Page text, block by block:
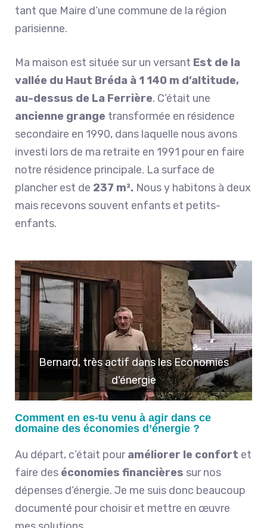
tant que Maire d’une commune de la région
parisienne.
Ma maison est située sur un versant Est de la
vallée du Haut Bréda à 1 140 m d’altitude,
au-dessus de La Ferrière. C’était une
ancienne grange transformée en résidence
secondaire en 1990, dans laquelle nous avons
investi lors de ma retraite en 1991 pour en faire
notre résidence principale. La surface de
plancher est de 237 m². Nous y habitons à deux
mais recevons souvent enfants et petits-
enfants.
Bernard, très actif dans les Economies
d'énergie
Comment en es-tu venu à agir dans ce
domaine des économies d’énergie ?
Au départ, c’était pouraméliorer le confort et
faire des économies financières sur nos
dépenses d’énergie. Je me suis donc beaucoup
documenté pour choisir et mettre en œuvre